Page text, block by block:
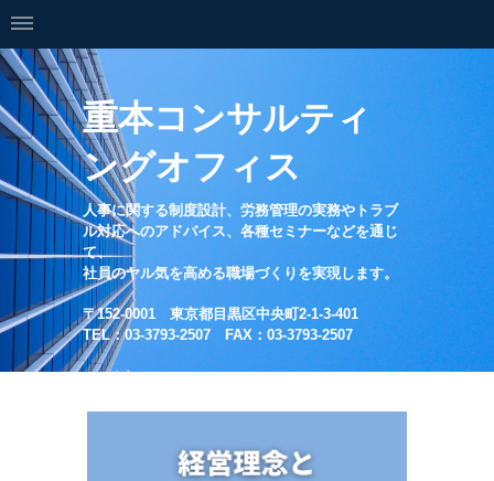
重本コンサルティ
ングオフィス
人事に関する制度設計、労務管理の実務やトラブ
ル対応へのアドバイス、各種セミナーなどを通じ
て、
社員のヤル気を高める職場づくりを実現します。
〒152-0001 東京都目黒区中央町2-1-3-401
TEL：03-3793-2507 FAX：03-3793-2507